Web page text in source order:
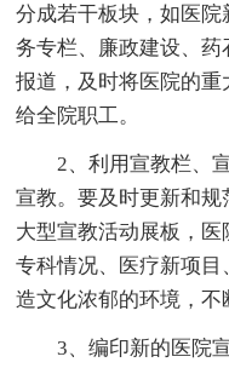
分成若干板块，如医
务专栏、廉政建设、
报道，及时将医院的
给全院职工。
2、利用宣教栏、宣
宣教。要及时更新和
大型宣教活动展板，
专科情况、医疗新项
造文化浓郁的环境，不
3、编印新的医院宣